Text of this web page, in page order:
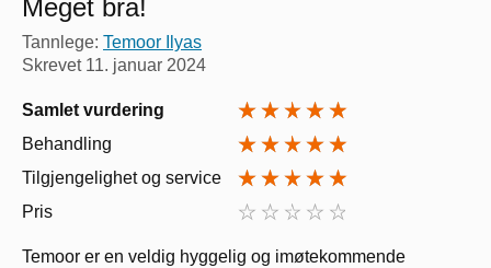
Meget bra!
Tannlege: Temoor Ilyas
Skrevet 11. januar 2024
Samlet vurdering
Behandling
Tilgjengelighet og service
Pris
Temoor er en veldig hyggelig og imøtekommende